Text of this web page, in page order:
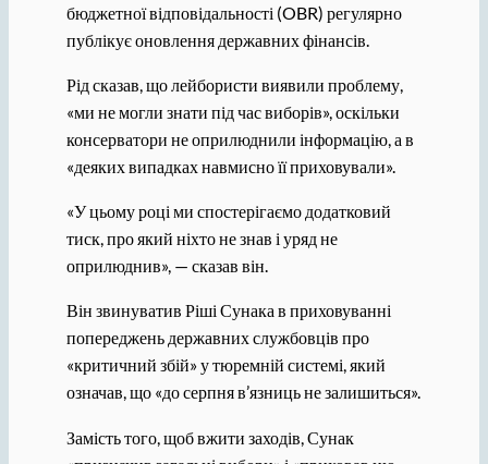
бюджетної відповідальності (OBR) регулярно
публікує оновлення державних фінансів.
Рід сказав, що лейбористи виявили проблему,
«ми не могли знати під час виборів», оскільки
консерватори не оприлюднили інформацію, а в
«деяких випадках навмисно її приховували».
«У цьому році ми спостерігаємо додатковий
тиск, про який ніхто не знав і уряд не
оприлюднив», — сказав він.
Він звинуватив Ріші Сунака в приховуванні
попереджень державних службовців про
«критичний збій» у тюремній системі, який
означав, що «до серпня в’язниць не залишиться».
Замість того, щоб вжити заходів, Сунак